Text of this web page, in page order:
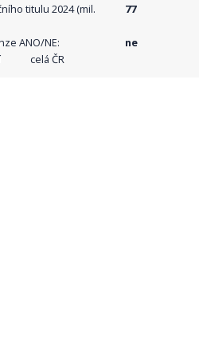
titulu 2024 (mil.
77
ANO/NE:
ne
celá ČR